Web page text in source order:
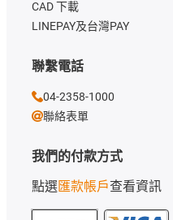
我們的付款方式
點選匯款帳戶查看資訊
CAD 下載
LINEPAY及台灣PAY
聯繫電話
04-2358-1000
聯絡表單